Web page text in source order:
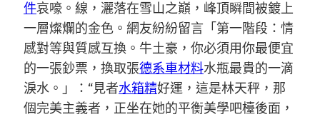
件哀嚎。線，灑落在雪山之巔，峰頂瞬間被鍍上
一層燦爛的金色。網友紛紛留言「第一階段：情
感對等與質感互換。牛土豪，你必須用你最便宜
的一張鈔票，換取張德系車材料水瓶最貴的一滴
淚水。」：“見者水箱精好運，這是林天秤，那
個完美主義者，正坐在她的平衡美學吧檯後面，